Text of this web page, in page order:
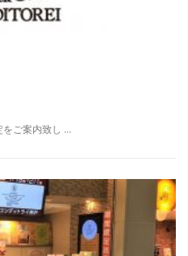
ご案内致し …